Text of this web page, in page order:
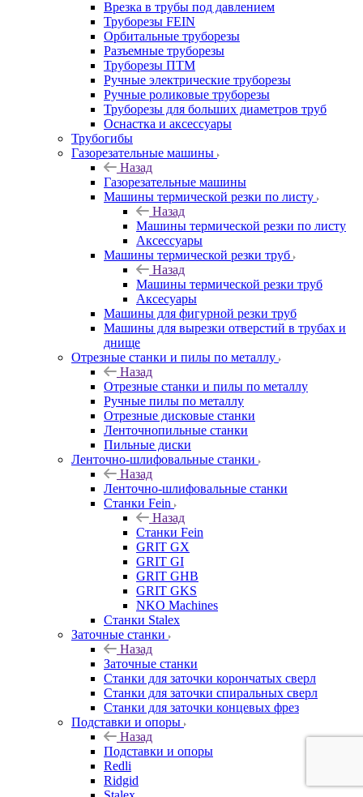
Врезка в трубы под давлением
Труборезы FEIN
Орбитальные труборезы
Разъемные труборезы
Труборезы ПТМ
Ручные электрические труборезы
Ручные роликовые труборезы
Труборезы для больших диаметров труб
Оснастка и аксессуары
Трубогибы
Газорезательные машины
Назад
Газорезательные машины
Машины термической резки по листу
Назад
Машины термической резки по листу
Аксессуары
Машины термической резки труб
Назад
Машины термической резки труб
Аксесуары
Машины для фигурной резки труб
Машины для вырезки отверстий в трубах и
днище
Отрезные станки и пилы по металлу
Назад
Отрезные станки и пилы по металлу
Ручные пилы по металлу
Отрезные дисковые станки
Ленточнопильные станки
Пильные диски
Ленточно-шлифовальные станки
Назад
Ленточно-шлифовальные станки
Станки Fein
Назад
Станки Fein
GRIT GX
GRIT GI
GRIT GHB
GRIT GKS
NKO Machines
Станки Stalex
Заточные станки
Назад
Заточные станки
Станки для заточки корончатых сверл
Станки для заточки спиральных сверл
Станки для заточки концевых фрез
Подставки и опоры
Назад
Подставки и опоры
Redli
Ridgid